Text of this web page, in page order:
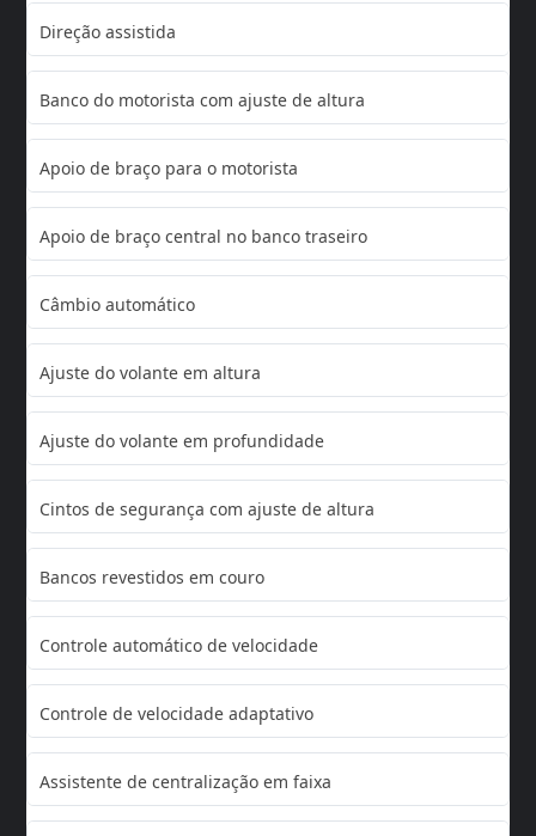
Direção assistida
Banco do motorista com ajuste de altura
Apoio de braço para o motorista
Apoio de braço central no banco traseiro
Câmbio automático
Ajuste do volante em altura
Ajuste do volante em profundidade
Cintos de segurança com ajuste de altura
Bancos revestidos em couro
Controle automático de velocidade
Controle de velocidade adaptativo
Assistente de centralização em faixa